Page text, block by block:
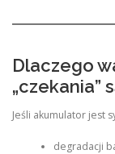
Dlaczego
„czekania”
Jeśli akumulator jest
degradacji